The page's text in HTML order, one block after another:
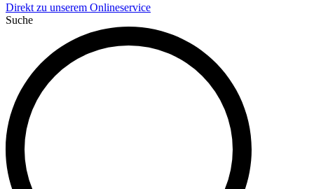
Direkt zu unserem Onlineservice
Suche